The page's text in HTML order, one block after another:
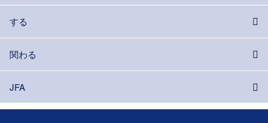
する
関わる
JFA